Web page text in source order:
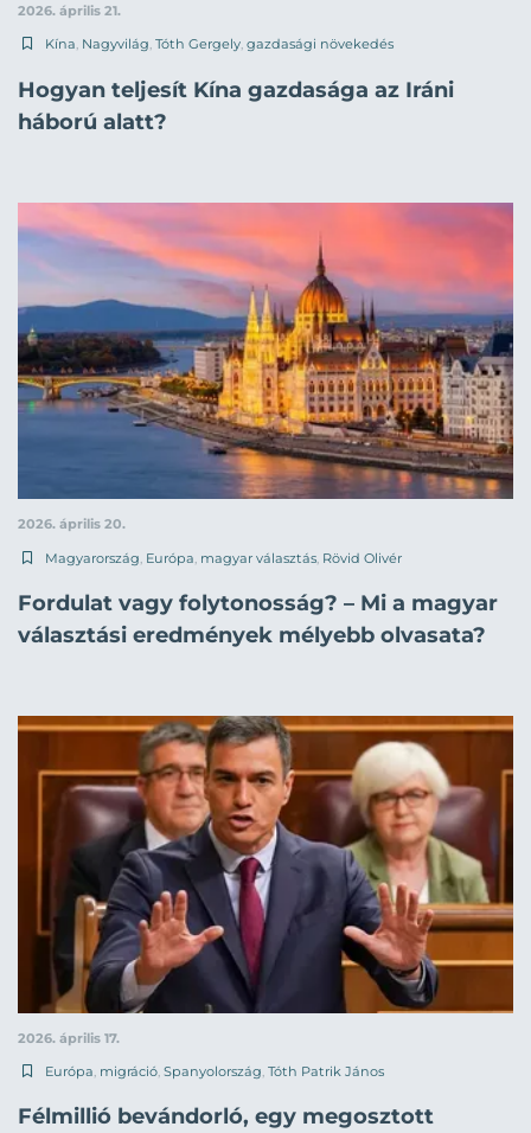
2026. április 21.
Kína, Nagyvilág, Tóth Gergely, gazdasági növekedés
Hogyan teljesít Kína gazdasága az Iráni
háború alatt?
2026. április 20.
Magyarország Európa magyar választás Rövid Olivér
Fordulat vagy folytonosság? – Mi a magyar
választási eredmények mélyebb olvasata?
2026. április 17.
Európa migráció Spanyolország Tóth Patrik János
Félmillió bevándorló, egy megosztott